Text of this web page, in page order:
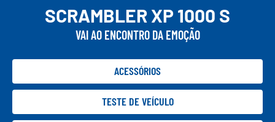
SCRAMBLER XP 1000 S
VAI AO ENCONTRO DA EMOÇÃO
ACESSÓRIOS
TESTE DE VEÍCULO